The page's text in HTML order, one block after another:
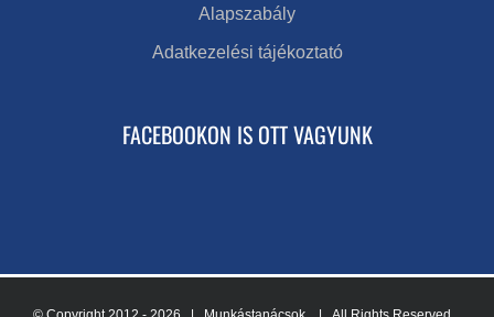
Alapszabály
Adatkezelési tájékoztató
FACEBOOKON IS OTT VAGYUNK